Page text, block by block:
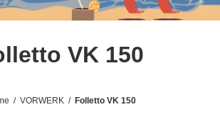
VK 150
/ VORWERK / Folletto VK 150